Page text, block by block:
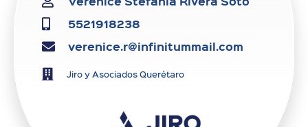
5521918238
verenice.r@infinitummail.com
Jiro y Asociados Querétaro